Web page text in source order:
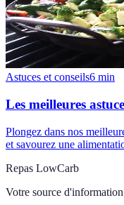
Astuces et conseils6 min
Les meilleures
Plongez dans nos
et savourez une
Repas LowCarb
Votre source